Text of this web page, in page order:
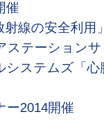
催
射線の安全利用
ステーション
システムズ「
ー2014開催